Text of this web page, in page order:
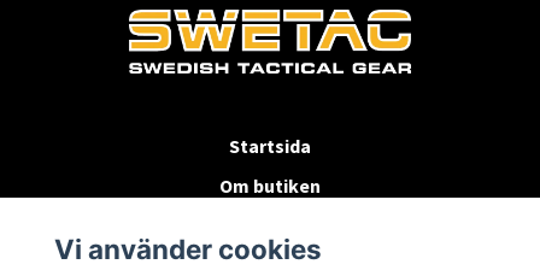
Startsida
Om butiken
Byten & Returer
Vi använder cookies